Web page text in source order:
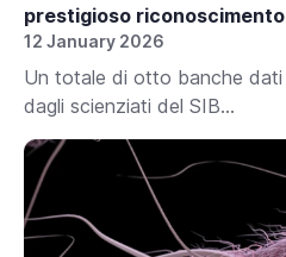
prestigioso
12 January 2026
Un totale di otto banche dati
dagli scienziati del SIB...